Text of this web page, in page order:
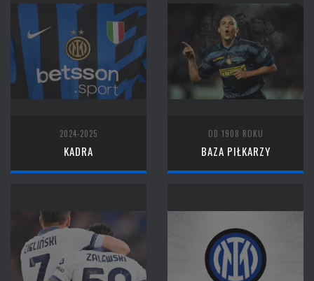
2024-2025
KADRA
OD 1908 ROKU
BAZA PIŁKARZY